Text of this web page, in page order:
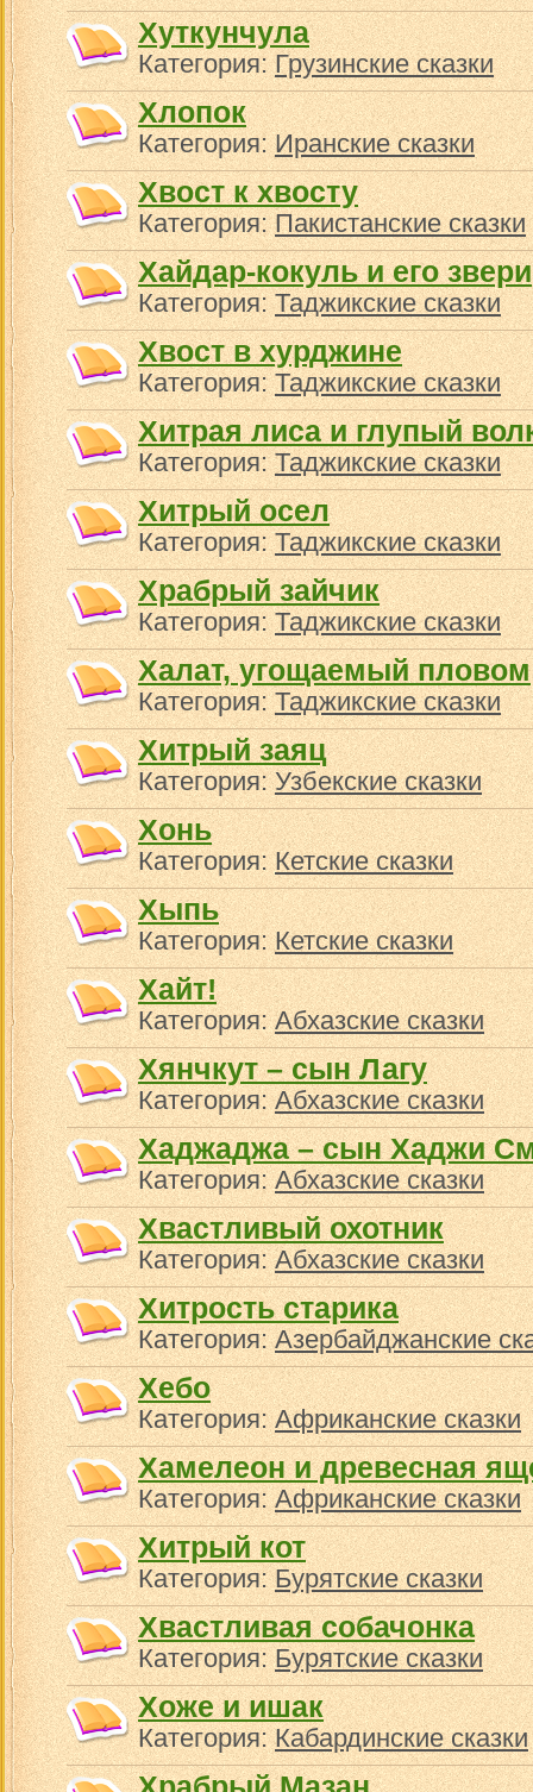
Хуткунчула
Категория:Грузинские сказки
Хлопок
Категория:Иранские сказки
Хвост к хвосту
Категория:Пакистанские сказки
Хайдар-кокуль и его звери
Категория:Таджикские сказки
Хвост в хурджине
Категория:Таджикские сказки
Хитрая лиса и глупый
Категория:Таджикские сказки
Хитрый осел
Категория:Таджикские сказки
Храбрый зайчик
Категория:Таджикские сказки
Халат, угощаемый пловом
Категория:Таджикские сказки
Хитрый заяц
Категория:Узбекские сказки
Хонь
Категория:Кетские сказки
Хыпь
Категория:Кетские сказки
Хайт!
Категория:Абхазские сказки
Хянчкут – сын Лагу
Категория:Абхазские сказки
Хаджаджа – сын Хаджи
Категория:Абхазские сказки
Хвастливый охотник
Категория:Абхазские сказки
Хитрость старика
Категория:Азербайджанские
Хебо
Категория:Африканские сказки
Хамелеон и древесная
Категория:Африканские сказки
Хитрый кот
Категория:Бурятские сказки
Хвастливая собачонка
Категория:Бурятские сказки
Хоже и ишак
Категория:Кабардинские сказки